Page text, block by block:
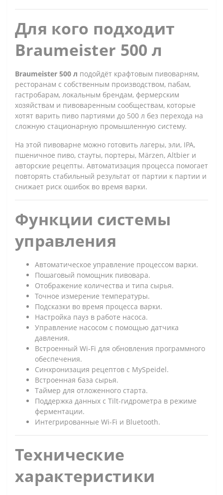
Для кого подходит
Braumeister 500 л
Braumeister 500 л подойдёт крафтовым пивоварням,
ресторанам с собственным производством, пабам,
гастробарам, локальным брендам, фермерским
хозяйствам и пивоваренным сообществам, которые
хотят варить пиво партиями до 500 л без перехода на
сложную стационарную промышленную систему.
На этой пивоварне можно готовить лагеры, эли, IPA,
пшеничное пиво, стауты, портеры, Märzen, Altbier и
авторские рецепты. Автоматизация процесса помогает
повторять стабильный результат от партии к партии и
снижает риск ошибок во время варки.
Функции системы
управления
Автоматическое управление процессом варки.
Пошаговый помощник пивовара.
Отображение количества и типа сырья.
Точное измерение температуры.
Подсказки во время процесса варки.
Настройка пауз в работе насоса.
Управление насосом с помощью датчика
давления.
Встроенный Wi-Fi для обновления программного
обеспечения.
Синхронизация рецептов с MySpeidel.
Встроенная база сырья.
Таймер для отложенного старта.
Поддержка данных с Tilt-гидрометра в режиме
ферментации.
Интегрированные Wi-Fi и Bluetooth.
Технические
характеристики